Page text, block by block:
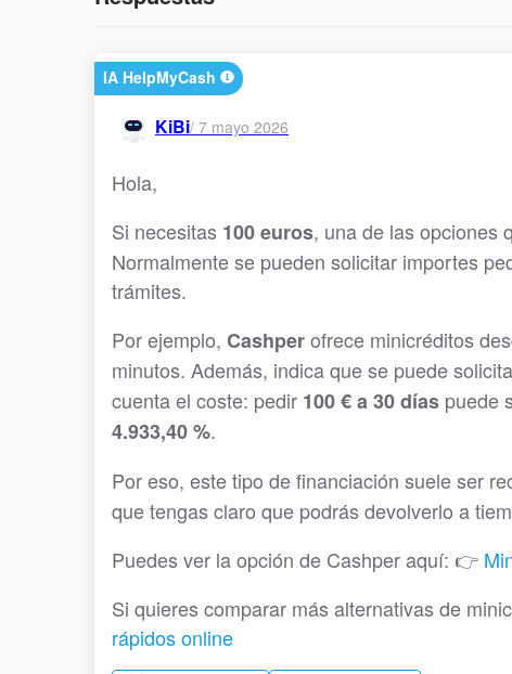
IA HelpMyCash
KiBi/ 7 mayo 2026
Hola,
Si necesitas 100 euros, una de las opciones
Normalmente se pueden solicitar importes
trámites.
Por ejemplo, Cashperofrece minicréditos
minutos. Además, indica que se puede
cuenta el coste: pedir 100 € a 30 días puede
4.933,40 %.
Por eso, este tipo de financiación suele ser
que tengas claro que podrás devolverlo a
Puedes ver la opción de Cashper aquí: 👉
Si quieres comparar más alternativas de
rápidos online